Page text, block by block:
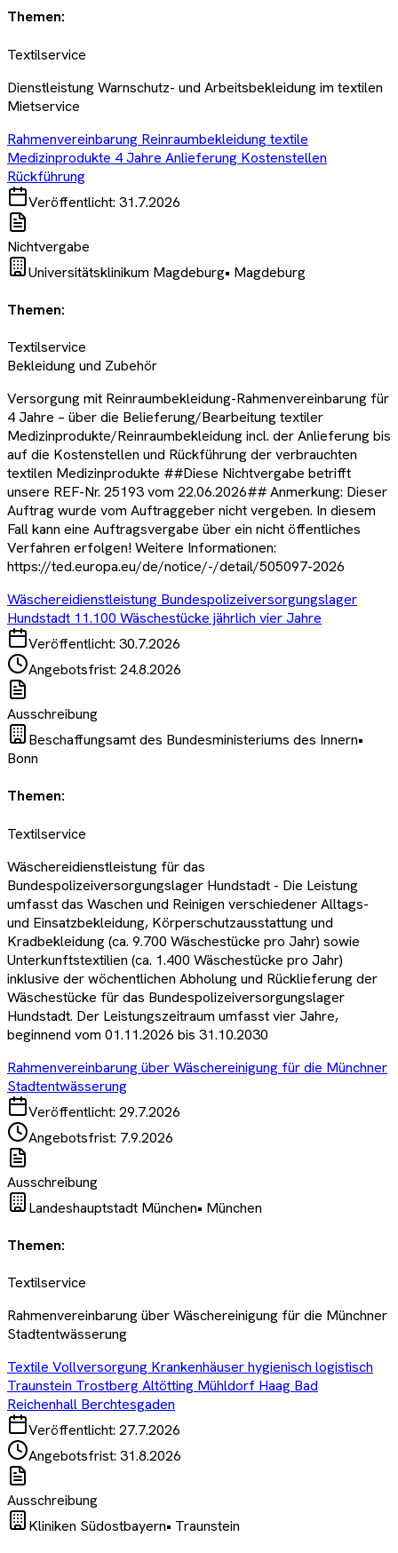
Themen:
Textilservice
Dienstleistung Warnschutz- und Arbeitsbekleidung im textilen
Mietservice
Rahmenvereinbarung Reinraumbekleidung textile
Medizinprodukte 4 Jahre Anlieferung Kostenstellen
Rückführung
Veröffentlicht: 31.7.2026
Nichtvergabe
Universitätsklinikum Magdeburg• Magdeburg
Themen:
Textilservice
Bekleidung und Zubehör
Versorgung mit Reinraumbekleidung-Rahmenvereinbarung für
4 Jahre – über die Belieferung/Bearbeitung textiler
Medizinprodukte/Reinraumbekleidung incl. der Anlieferung bis
auf die Kostenstellen und Rückführung der verbrauchten
textilen Medizinprodukte ##Diese Nichtvergabe betrifft
unsere REF-Nr. 25193 vom 22.06.2026## Anmerkung: Dieser
Auftrag wurde vom Auftraggeber nicht vergeben. In diesem
Fall kann eine Auftragsvergabe über ein nicht öffentliches
Verfahren erfolgen! Weitere Informationen:
https://ted.europa.eu/de/notice/-/detail/505097-2026
Wäschereidienstleistung Bundespolizeiversorgungslager
Hundstadt 11.100 Wäschestücke jährlich vier Jahre
Veröffentlicht: 30.7.2026
Angebotsfrist: 24.8.2026
Ausschreibung
Beschaffungsamt des Bundesministeriums des Innern•
Bonn
Themen:
Textilservice
Wäschereidienstleistung für das
Bundespolizeiversorgungslager Hundstadt - Die Leistung
umfasst das Waschen und Reinigen verschiedener Alltags-
und Einsatzbekleidung, Körperschutzausstattung und
Kradbekleidung (ca. 9.700 Wäschestücke pro Jahr) sowie
Unterkunftstextilien (ca. 1.400 Wäschestücke pro Jahr)
inklusive der wöchentlichen Abholung und Rücklieferung der
Wäschestücke für das Bundespolizeiversorgungslager
Hundstadt. Der Leistungszeitraum umfasst vier Jahre,
beginnend vom 01.11.2026 bis 31.10.2030
Rahmenvereinbarung über Wäschereinigung für die Münchner
Stadtentwässerung
Veröffentlicht: 29.7.2026
Angebotsfrist: 7.9.2026
Ausschreibung
Landeshauptstadt München• München
Themen:
Textilservice
Rahmenvereinbarung über Wäschereinigung für die Münchner
Stadtentwässerung
Textile Vollversorgung Krankenhäuser hygienisch logistisch
Traunstein Trostberg Altötting Mühldorf Haag Bad
Reichenhall Berchtesgaden
Veröffentlicht: 27.7.2026
Angebotsfrist: 31.8.2026
Ausschreibung
Kliniken Südostbayern• Traunstein